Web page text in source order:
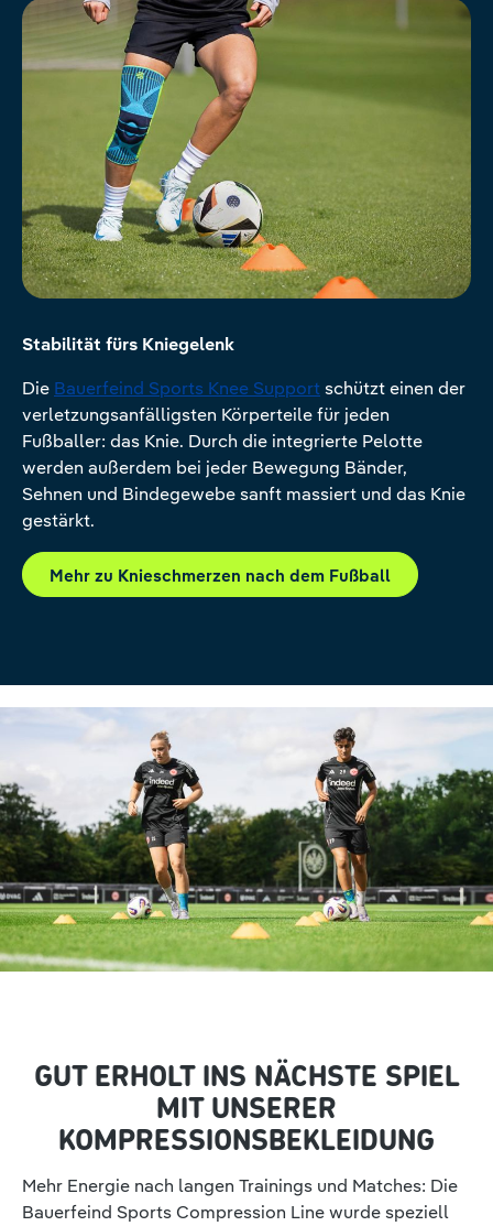
Stabilität fürs Kniegelenk
Die Bauerfeind Sports Knee Supportschützt einen der
verletzungsanfälligsten Körperteile für jeden
Fußballer: das Knie. Durch die integrierte Pelotte
werden außerdem bei jeder Bewegung Bänder,
Sehnen und Bindegewebe sanft massiert und das Knie
gestärkt.
Mehr zu Knieschmerzen nach dem Fußball
GUT ERHOLT INS NÄCHSTE SPIEL
MIT UNSERER
KOMPRESSIONSBEKLEIDUNG
Mehr Energie nach langen Trainings und Matches: Die
Bauerfeind Sports Compression Line wurde speziell